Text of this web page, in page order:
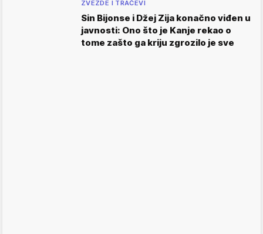
ZVEZDE I TRAČEVI
Sin Bijonse i Džej Zija konačno viđen u
javnosti: Ono što je Kanje rekao o
tome zašto ga kriju zgrozilo je sve